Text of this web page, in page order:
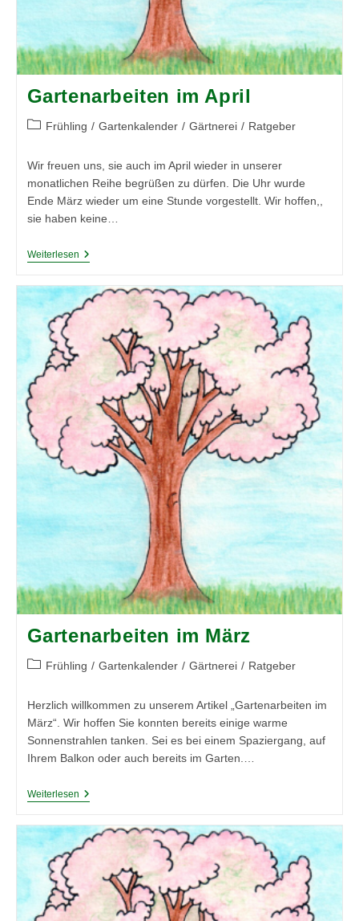
Gartenarbeiten im April
Beitrags-
Frühling / Gartenkalender / Gärtnerei / Ratgeber
Wir freuen uns, sie auch im April wieder in unserer
monatlichen Reihe begrüßen zu dürfen. Die Uhr wurde
Ende März wieder um eine Stunde vorgestellt. Wir hoffen,,
sie haben keine…
WeiterlesenGartenarbeiten
Gartenarbeiten im März
Beitrags-
Frühling / Gartenkalender / Gärtnerei / Ratgeber
Herzlich willkommen zu unserem Artikel „Gartenarbeiten im
März“. Wir hoffen Sie konnten bereits einige warme
Sonnenstrahlen tanken. Sei es bei einem Spaziergang, auf
Ihrem Balkon oder auch bereits im Garten.…
WeiterlesenGartenarbeiten